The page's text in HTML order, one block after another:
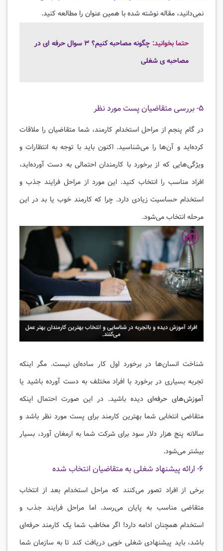
نمی‌دانید، مقاله نوشته شده با همین عنوان را مطالعه کنید.
حتما بخوانید:
چگونه مصاحبه کنیم؟ ۳ سوال حرفه ای در
مصاحبه ی شغلی
۵- بررسی متقاضیان پست مورد نظر
در گام پنجم از مراحل استخدام کارمند، شما متقاضیان را ملاقات
کرده‌اید و آن‌ها را می‌شناسید. اکنون باید با توجه به انتظارات و
ویژگی‌هایی که از برخورد با کارمندان احتمالی به دست آورده‌اید،
افراد مناسب را انتخاب کنید. این مورد از مراحل فرایند جذب و
استخدام حساسیت زیادی دارد. چرا که کارمند خوب یا بد در این
مرحله انتخاب می‌شود.
شناخت انسان‌ها در برخورد اول کار ساده‌ای نیست. مگر اینکه
تجربه بسیاری در برخورد با افراد مختلف به دست آورده باشید یا
آموزش‌های حرفه‌ایدیده باشید. در این صورت احتمال اینکه
متقاضی انتخابی شما بهترین کارمند برای پست مورد نظر باشد و
سالانه پنج هزار دلار سود برای شرکت شما به ارمغان آورد، بسیار
بیشتر می‌شود.
۶- ارائه پیشنهاد شغلی به متقاضیان انتخاب شده
برخی از افراد تصور می‌کنند که مراحل استخدام بعد از انتخاب
متقاضی مناسب به پایان می‌رسد. اما مراحل فرایند جذب و
استخدام همچنان ادامه دارد! اگر مخاطب شما یک کارمند حرفه‌ای
باشد، باید پیشنهادی شغلی خوبی دریافت کند تا به سازمان شما